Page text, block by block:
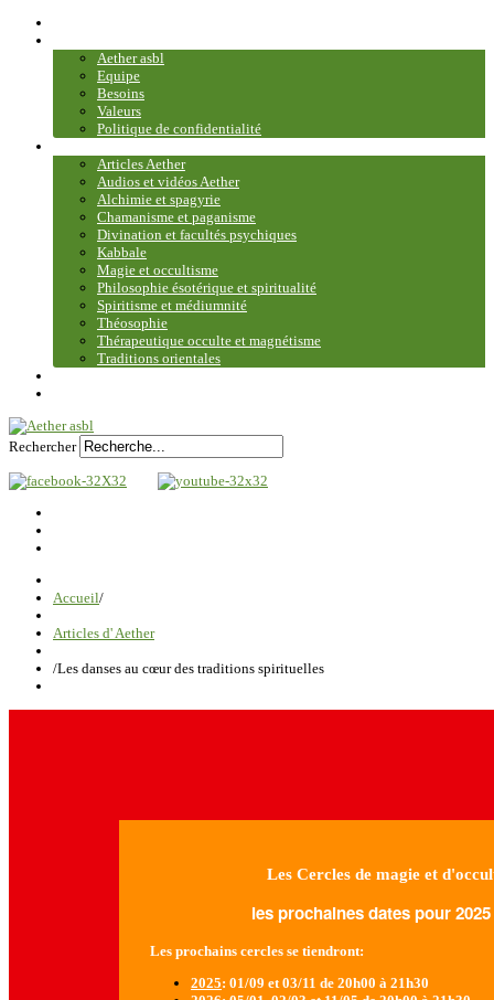
Aether asbl
Equipe
Besoins
Valeurs
Politique de confidentialité
Articles Aether
Audios et vidéos Aether
Alchimie et spagyrie
Chamanisme et paganisme
Divination et facultés psychiques
Kabbale
Magie et occultisme
Philosophie ésotérique et spiritualité
Spiritisme et médiumnité
Théosophie
Thérapeutique occulte et magnétisme
Traditions orientales
Rechercher
Accueil/
Articles d' Aether
/Les danses au cœur des traditions spirituelles
Les Cercles de magie et
les prochaines dates pour 2025
Les prochains cercles se tiendront:
2025: 01/09 et 03/11 de 20h00 à 21h30